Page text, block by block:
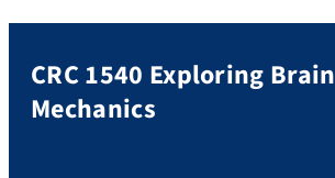
CRC 1540 Exploring Brain
Mechanics